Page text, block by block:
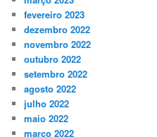
fevereiro 2023
dezembro 2022
novembro 2022
outubro 2022
setembro 2022
agosto 2022
julho 2022
maio 2022
março 2022